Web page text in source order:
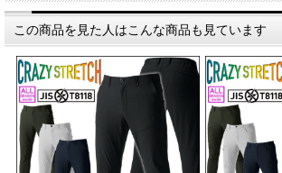
この商品を見た人はこんな商品も見ています